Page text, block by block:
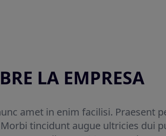
LA EMPRESA
amet in enim facilisi. Praesent
tincidunt augue ultricies dui